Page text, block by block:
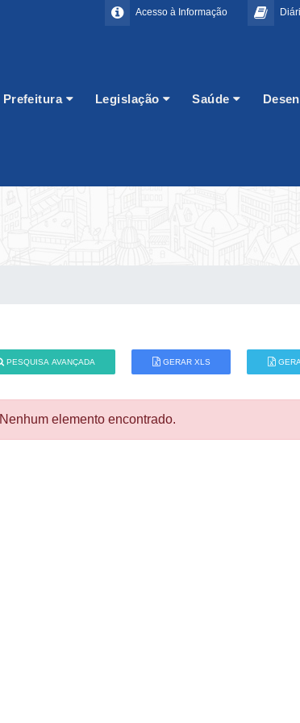
Acesso à Informação
Prefeitura Legislação Saúde
PESQUISA AVANÇADA GERAR XLS
Nenhum elemento encontrado.